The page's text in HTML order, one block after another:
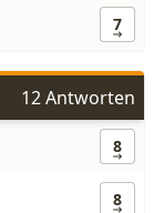
7
12 Antworten
8
8